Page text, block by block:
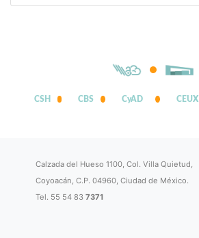
CSH CBS CyAD CEUX
Calzada del Hueso 1100, Col. Villa Quietud,
Coyoacán, C.P. 04960, Ciudad de México.
Tel. 55 54 837371